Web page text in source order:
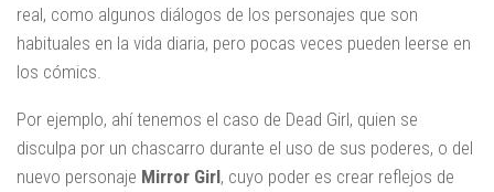
real, como algunos diálogos de los personajes que son
habituales en la vida diaria, pero pocas veces pueden leerse en
los cómics.
Por ejemplo, ahí tenemos el caso de Dead Girl, quien se
disculpa por un chascarro durante el uso de sus poderes, o del
nuevo personaje Mirror Girl, cuyo poder es crear reflejos de